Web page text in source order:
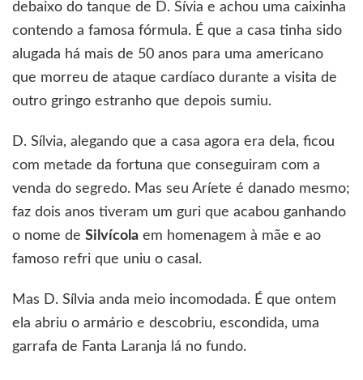
debaixo do tanque de D. Sívia e achou uma caixinha
contendo a famosa fórmula. É que a casa tinha sido
alugada há mais de 50 anos para uma americano
que morreu de ataque cardíaco durante a visita de
outro gringo estranho que depois sumiu.
D. Sílvia, alegando que a casa agora era dela, ficou
com metade da fortuna que conseguiram com a
venda do segredo. Mas seu Aríete é danado mesmo;
faz dois anos tiveram um guri que acabou ganhando
o nome de Silvícola em homenagem à mãe e ao
famoso refri que uniu o casal.
Mas D. Sílvia anda meio incomodada. É que ontem
ela abriu o armário e descobriu, escondida, uma
garrafa de Fanta Laranja lá no fundo.